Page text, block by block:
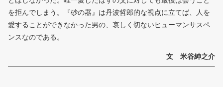
を拒んでしまう。『砂の器』は丹波哲郎的な視点に立てば、人を
愛することができなかった男の、哀しく切ないヒューマンサスペ
ンスなのである。
文 米谷紳之介